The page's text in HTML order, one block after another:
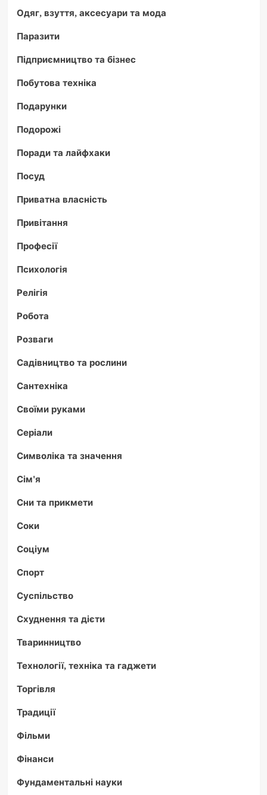
Одяг, взуття, аксесуари та мода
Паразити
Підприємництво та бізнес
Побутова техніка
Подарунки
Подорожі
Поради та лайфхаки
Посуд
Приватна власність
Привітання
Професії
Психологія
Релігія
Робота
Розваги
Садівництво та рослини
Сантехніка
Своїми руками
Серіали
Символіка та значення
Сім'я
Сни та прикмети
Соки
Соціум
Спорт
Суспільство
Схуднення та дієти
Тваринництво
Технології, техніка та гаджети
Торгівля
Традиції
Фільми
Фінанси
Фундаментальні науки